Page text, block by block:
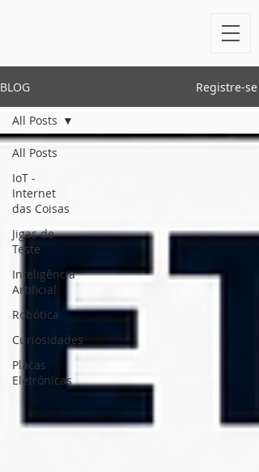
BLOG Registre-se
All Posts
IoT -
Internet
das Coisas
Jigas de
Teste
Inteligência
Artificial
Robótica
Curiosidades
Placas
Eletrônicas
All Posts